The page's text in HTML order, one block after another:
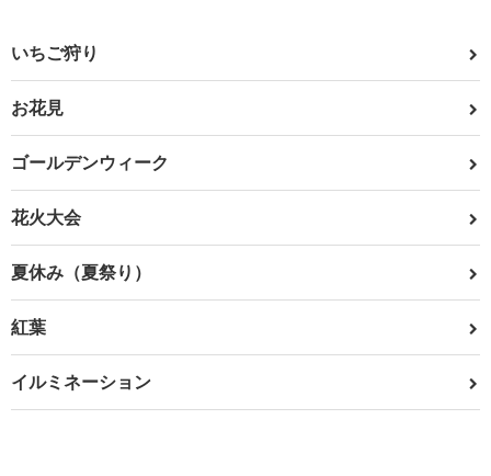
いちご狩り
お花見
ゴールデンウィーク
花火大会
夏休み（夏祭り）
紅葉
イルミネーション